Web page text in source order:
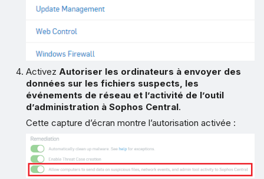
ActivezAutoriser les ordinateurs à envoyer des
données sur les fichiers suspects, les
événements de réseau et l’activité de l’outil
d’administration à Sophos Central.
Cette capture d’écran montre l’autorisation activée :